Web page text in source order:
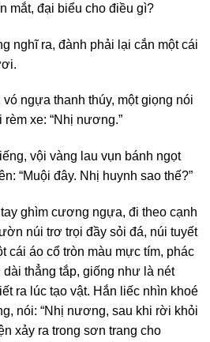
mắt, đại biểu cho điều gì?
nghĩ ra, đành phải lại cắn một cái
ngựa thanh thúy, một giọng nói
xe: “Nhị nương.”
vội vàng lau vụn bánh ngọt
“Muội đây. Nhị huynh sao thế?”
ghìm cương ngựa, đi theo cạnh
núi trơ trọi đầy sỏi đá, núi tuyết
cái áo cổ tròn màu mực tím, phác
thẳng tắp, giống như là nét
ra lúc tạo vật. Hắn liếc nhìn khoé
nói: “Nhị nương, sau khi rời khỏi
xảy ra trong sơn trang cho